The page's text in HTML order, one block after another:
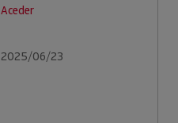
Aceder
2025/06/23